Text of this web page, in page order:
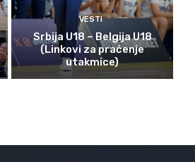
VESTI
Srbija U18 – Belgija U18
(Linkovi za praćenje
utakmice)